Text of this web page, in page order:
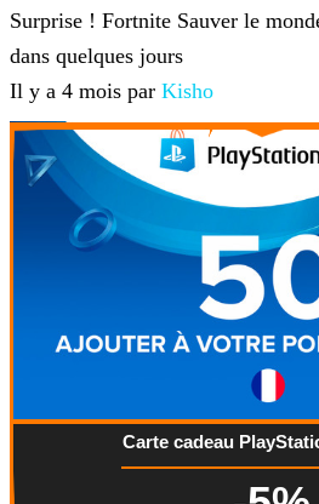
Surprise ! Fortnite Sauver le
dans quelques jours
Il y a 4 mois par Kisho
Carte cadeau